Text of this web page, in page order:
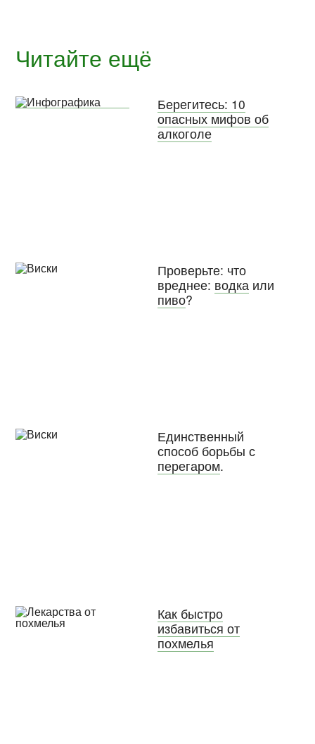
Читайте ещё
Берегитесь: 10
опасных мифов об
алкоголе
Проверьте: что
вреднее: водка или
пиво?
Единственный
способ борьбы с
перегаром.
Как быстро
избавиться от
похмелья